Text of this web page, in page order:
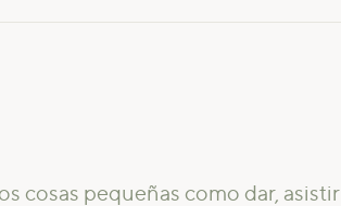
cosas pequeñas como dar, asistir